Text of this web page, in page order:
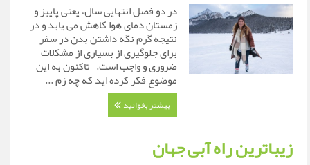
در دو فصل انتهایی سال، یعنی پاییز و
زمستان دمای هوا کاهش می یابد و در
نتیجه گرم نگه داشتن بدن در سفر
برای جلوگیری از بسیاری از مشکلات
ضروری و واجب است. تاکنون به این
موضوع فکر کرده اید که چه زم ...
بیشتر بخوانید
زیباترین راه آبی جهان